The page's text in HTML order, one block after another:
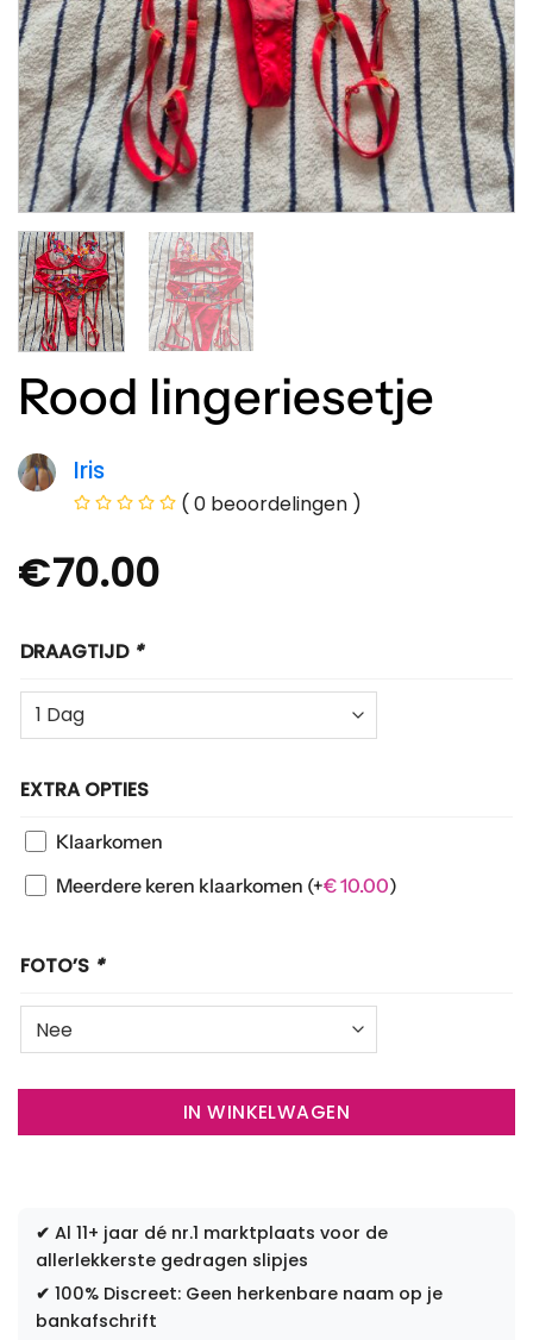
Rood lingeriesetje
Iris
( 0 beoordelingen )
€70.00
DRAAGTIJD *
EXTRA OPTIES
Klaarkomen
Meerdere keren klaarkomen (+€10.00)
FOTO’S *
IN WINKELWAGEN
✔ Al 11+ jaar dé nr.1 marktplaats voor de
allerlekkerste gedragen slipjes
✔ 100% Discreet: Geen herkenbare naam op je
bankafschrift